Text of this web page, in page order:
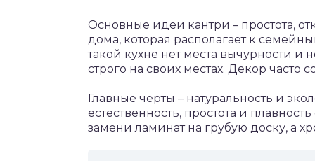
Основные идеи кантри – простота,
дома, которая располагает к
такой кухне нет места вычурности
строго на своих местах. Декор
Главные черты – натуральность и
естественность, простота и
замени ламинат на грубую доску, а